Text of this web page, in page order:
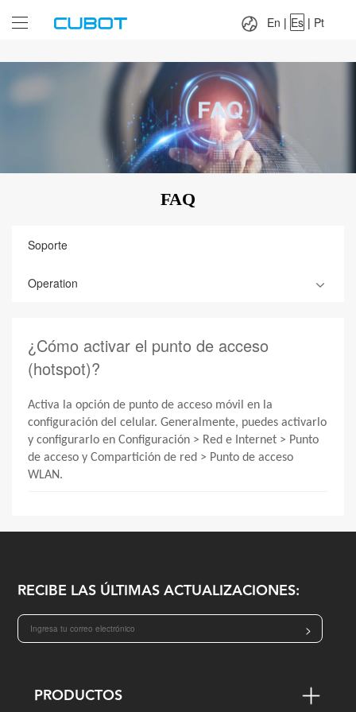
Pt
En | Es | Pt
FAQ
Soporte
Operation
¿Cómo activar el punto de acceso
(hotspot)?
Activa la opción de punto de acceso móvil en la
configuración del celular. Generalmente, puedes activarlo
y configurarlo en Configuración > Red e Internet > Punto
de acceso y Compartición de red > Punto de acceso
WLAN.
RECIBE LAS ÚLTIMAS ACTUALIZACIONES:
>
PRODUCTOS